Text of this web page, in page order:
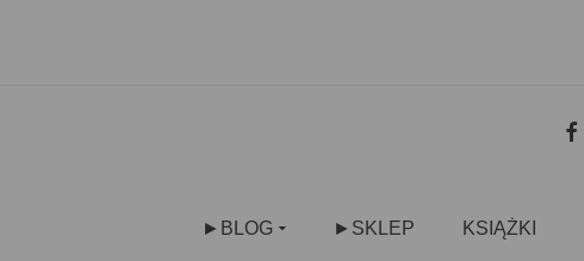
►BLOG ►SKLEP KSIĄŻKI